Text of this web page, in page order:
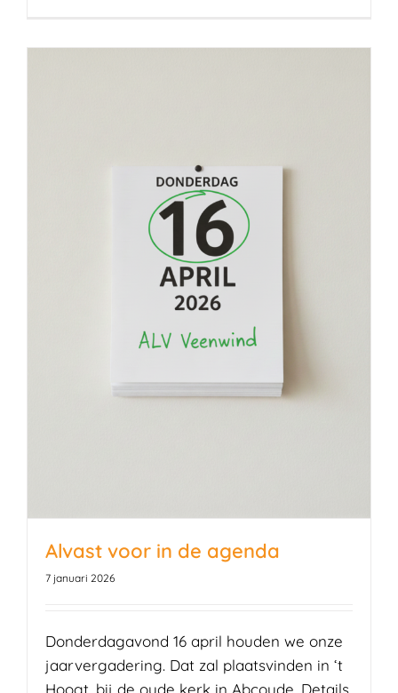
Alvast voor in de agenda
7 januari 2026
Donderdagavond 16 april houden we onze
jaarvergadering. Dat zal plaatsvinden in ‘t
Hoogt, bij de oude kerk in Abcoude. Details